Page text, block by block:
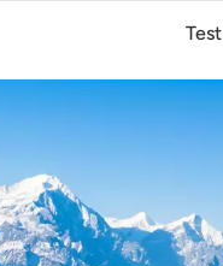
Test